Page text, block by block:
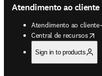
Atendimento ao cliente
Atendimento ao cliente
Central de recursos
opens in new tab/window
Sign in to products